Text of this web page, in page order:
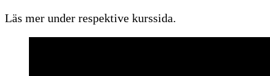
Läs mer under respektive kurssida.